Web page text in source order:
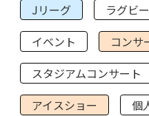
Jリーグ
ラグビ
イベント
コンサ
スタジアムコンサート
アイスショー
個